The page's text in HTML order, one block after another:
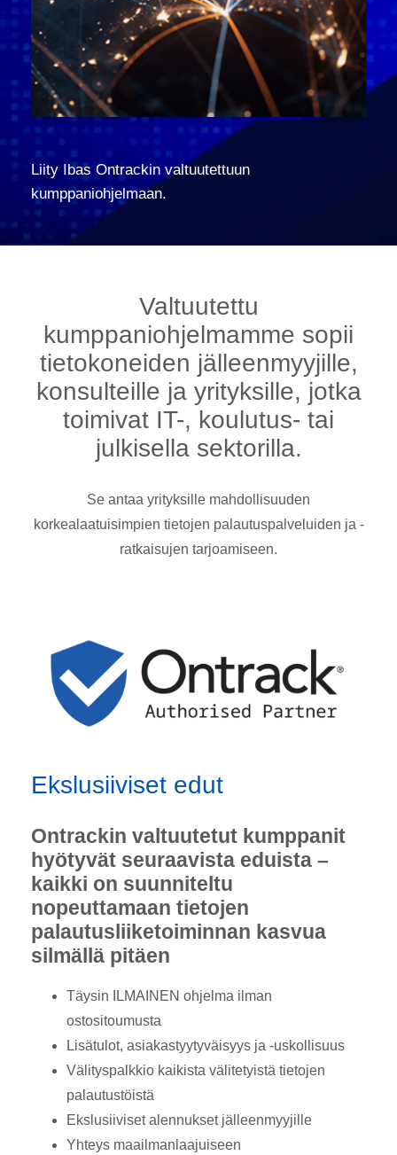
Liity Ibas Ontrackin valtuutettuun
kumppaniohjelmaan.
Valtuutettu
kumppaniohjelmamme sopii
tietokoneiden jälleenmyyjille,
konsulteille ja yrityksille, jotka
toimivat IT-, koulutus- tai
julkisella sektorilla.
Se antaa yrityksille mahdollisuuden
korkealaatuisimpien tietojen palautuspalveluiden ja -
ratkaisujen tarjoamiseen.
Ekslusiiviset edut
Ontrackin valtuutetut kumppanit
hyötyvät seuraavista eduista –
kaikki on suunniteltu
nopeuttamaan tietojen
palautusliiketoiminnan kasvua
silmällä pitäen
Täysin ILMAINEN ohjelma ilman
ostositoumusta
Lisätulot, asiakastyytyväisyys ja -uskollisuus
Välityspalkkio kaikista välitetyistä tietojen
palautustöistä
Ekslusiiviset alennukset jälleenmyyjille
Yhteys maailmanlaajuiseen